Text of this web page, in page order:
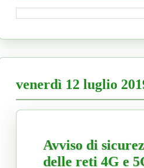
venerdì 12 luglio
Avviso di
delle reti 4G e